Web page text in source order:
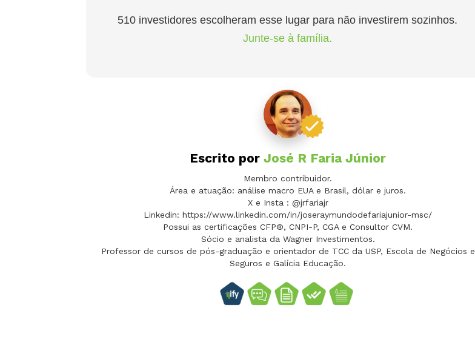
510 investidores escolheram esse lugar para não investirem sozinhos.
Junte-se à família.
Escrito por José R Faria Júnior
Membro contribuidor.
Área e atuação: análise macro EUA e Brasil, dólar e juros.
X e Insta : @jrfariajr
Linkedin: https://www.linkedin.com/in/joseraymundodefariajunior-msc/
Possui as certificações CFP®, CNPI-P, CGA e Consultor CVM.
Sócio e analista da Wagner Investimentos.
Professor de cursos de pós-graduação e orientador de TCC da USP, Escola de Negócios e
Seguros e Galícia Educação.